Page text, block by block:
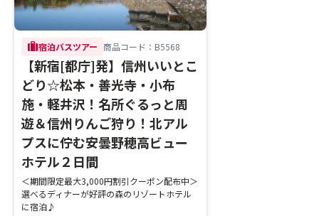
trip宿泊バスツアー 商品コード：B5568
【新宿[都庁]発】信州いいとこ
どり☆松本・善光寺・小布
施・軽井沢！名所ぐるっと周
遊＆信州りんご狩り！北アル
プスに佇む安曇野穂高ビュー
ホテル２日間
＜期間限定最大3,000円割引クーポン配布中＞
選べるディナーが好評の森のリゾートホテル
に宿泊♪